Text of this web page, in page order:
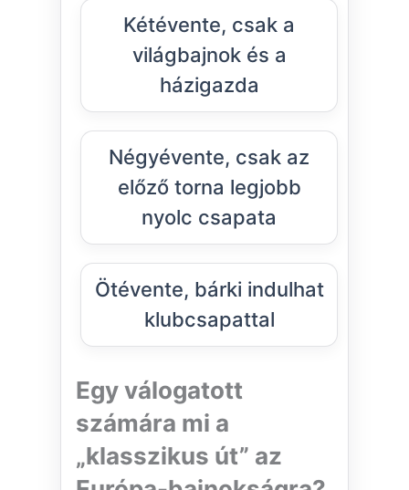
Kétévente, csak a
világbajnok és a
házigazda
Négyévente, csak az
előző torna legjobb
nyolc csapata
Ötévente, bárki indulhat
klubcsapattal
Egy válogatott
számára mi a
„klasszikus út” az